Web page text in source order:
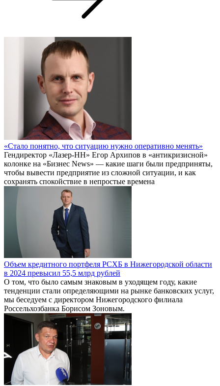
«Стало понятно, что ситуацию нужно оперативно менять»
Гендиректор «Лазер-НН» Егор Архипов в «антикризисной»
колонке на «Бизнес News» — какие шаги были предприняты,
чтобы вывести предприятие из сложной ситуации, и как
сохранять спокойствие в непростые времена
Объем кредитного портфеля РСХБ в Нижегородской области
в 2024 превысил 55,5 млрд рублей
О том, что было самым знаковым в уходящем году, какие
тенденции стали определяющими на рынке банковских услуг,
мы беседуем с директором Нижегородского филиала
Россельхозбанка Борисом Зоновым.